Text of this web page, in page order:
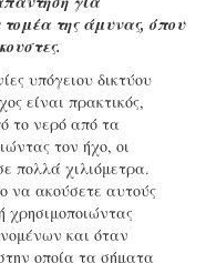
τομέα της άμυνας, όπου
υπόγειου δικτύου
είναι πρακτικός,
το νερό από τα
τον ήχο, οι
πολλά χιλιόμετρα.
να ακούσετε αυτούς
χρησιμοποιώντας
και όταν
οποία τα σήματα